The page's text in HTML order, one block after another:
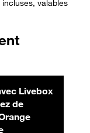
incluses, valables
Livebox
de
mois